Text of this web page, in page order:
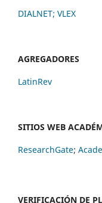
DIALNET; VLEX
AGREGADORES
LatinRev
SITIOS WEB
ResearchGate;
VERIFICACIÓN DE